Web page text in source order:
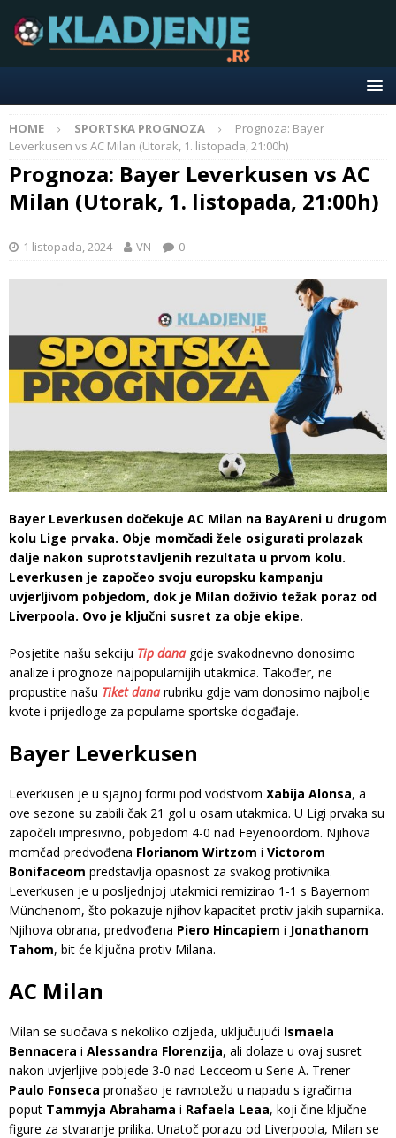
HOME SPORTSKA PROGNOZA
Prognoza: Bayer
Leverkusen vs AC Milan (Utorak, 1. listopada, 21:00h)
Prognoza: Bayer Leverkusen vs AC
Milan (Utorak, 1. listopada, 21:00h)
1 listopada, 2024 VN 0
Bayer Leverkusen dočekuje AC Milan na BayAreni u drugom
kolu Lige prvaka. Obje momčadi žele osigurati prolazak
dalje nakon suprotstavljenih rezultata u prvom kolu.
Leverkusen je započeo svoju europsku kampanju
uvjerljivom pobjedom, dok je Milan doživio težak poraz od
Liverpoola. Ovo je ključni susret za obje ekipe.
Posjetite našu sekciju Tip dana gdje svakodnevno donosimo
analize i prognoze najpopularnijih utakmica. Također, ne
propustite našu Tiket dana rubriku gdje vam donosimo najbolje
kvote i prijedloge za popularne sportske događaje.
Bayer Leverkusen
Leverkusen je u sjajnoj formi pod vodstvom Xabija Alonsa, a
ove sezone su zabili čak 21 gol u osam utakmica. U Ligi prvaka su
započeli impresivno, pobjedom 4-0 nad Feyenoordom. Njihova
momčad predvođena Florianom Wirtzom i Victorom
Bonifaceom predstavlja opasnost za svakog protivnika.
Leverkusen je u posljednjoj utakmici remizirao 1-1 s Bayernom
Münchenom, što pokazuje njihov kapacitet protiv jakih suparnika.
Njihova obrana, predvođena Piero Hincapiem i Jonathanom
Tahom, bit će ključna protiv Milana.
AC Milan
Milan se suočava s nekoliko ozljeda, uključujući Ismaela
Bennacera i Alessandra Florenzija, ali dolaze u ovaj susret
nakon uvjerljive pobjede 3-0 nad Lecceom u Serie A. Trener
Paulo Fonseca pronašao je ravnotežu u napadu s igračima
poput Tammyja Abrahama i Rafaela Leaa, koji čine ključne
figure za stvaranje prilika. Unatoč porazu od Liverpoola, Milan se